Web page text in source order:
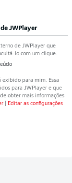
JWPlayer
de JWPlayerque
lo com um clique.
exibido para mim. Essa
para JWPlayere que
obter mais informações
Editar as configurações